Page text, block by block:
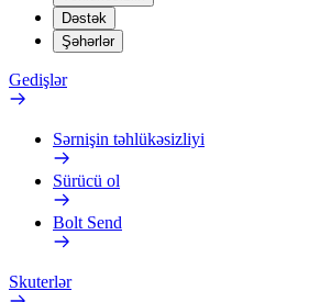
Dəstək
Şəhərlər
Gedişlər
Sərnişin təhlükəsizliyi
Sürücü ol
Bolt Send
Skuterlər